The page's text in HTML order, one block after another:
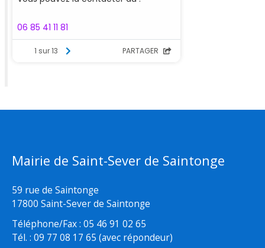
Mairie de Saint-Sever de Saintonge
59 rue de Saintonge
17800 Saint-Sever de Saintonge
Téléphone/Fax : 05 46 91 02 65
Tél. : 09 77 08 17 65 (avec répondeur)